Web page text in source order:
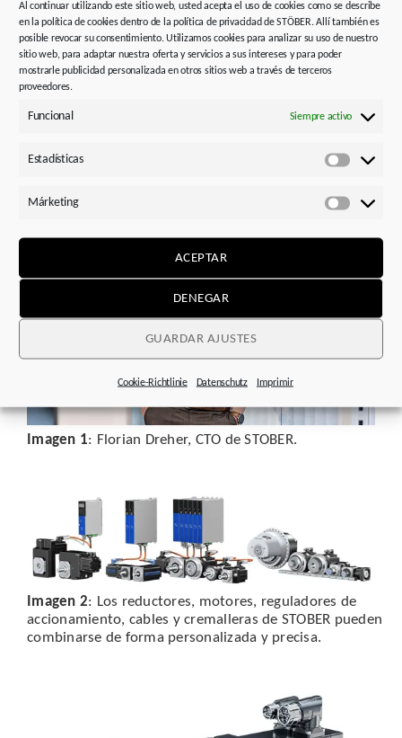
Al continuar utilizando este sitio web, usted acepta el uso de cookies como se describe
en la política de cookies dentro de la política de privacidad de STÖBER. Allí también es
posible revocar su consentimiento. Utilizamos cookies para analizar su uso de nuestro
sitio web, para adaptar nuestra oferta y servicios a sus intereses y para poder
mostrarle publicidad personalizada en otros sitios web a través de terceros
proveedores.
Funcional Siempre activo
Estadísticas
Márketing
ACEPTAR
DENEGAR
GUARDAR AJUSTES
Cookie-Richtlinie Datenschutz Imprimir
la experiencia práctica, que pueden utilizar para seguir
desarrollando su concepto de accionamiento de forma
específica», explica Dreher.
Imagen 1: Florian Dreher, CTO de STOBER.
Imagen 2: Los reductores, motores, reguladores de
accionamiento, cables y cremalleras de STOBER pueden
combinarse de forma personalizada y precisa.